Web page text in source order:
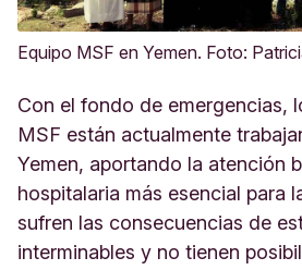
Equipo MSF en Yemen. Foto:
Con el fondo de emergencias,
MSF están actualmente
Yemen, aportando la atención
hospitalaria más esencial para
sufren las consecuencias de
interminables y no tienen